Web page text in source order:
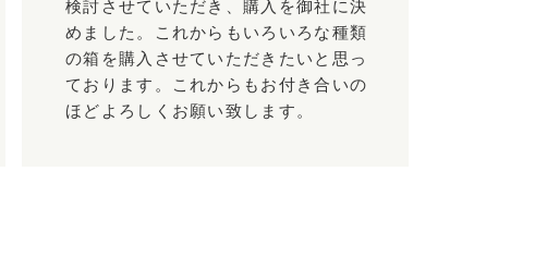
検討させていただき、購入を御社に決
めました。これからもいろいろな種類
の箱を購入させていただきたいと思っ
ております。これからもお付き合いの
ほどよろしくお願い致します。